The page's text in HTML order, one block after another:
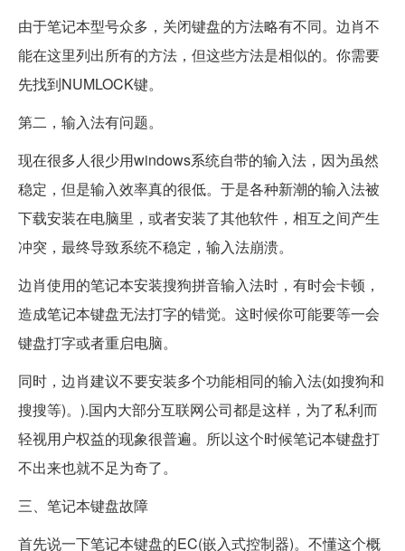
由于笔记本型号众多，关闭键盘的方法略有不同。边肖不
能在这里列出所有的方法，但这些方法是相似的。你需要
先找到NUMLOCK键。
第二，输入法有问题。
现在很多人很少用windows系统自带的输入法，因为虽然
稳定，但是输入效率真的很低。于是各种新潮的输入法被
下载安装在电脑里，或者安装了其他软件，相互之间产生
冲突，最终导致系统不稳定，输入法崩溃。
边肖使用的笔记本安装搜狗拼音输入法时，有时会卡顿，
造成笔记本键盘无法打字的错觉。这时候你可能要等一会
键盘打字或者重启电脑。
同时，边肖建议不要安装多个功能相同的输入法(如搜狗和
搜搜等)。).国内大部分互联网公司都是这样，为了私利而
轻视用户权益的现象很普遍。所以这个时候笔记本键盘打
不出来也就不足为奇了。
三、笔记本键盘故障
首先说一下笔记本键盘的EC(嵌入式控制器)。不懂这个概